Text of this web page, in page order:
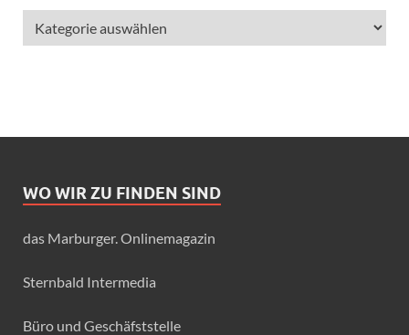
WO WIR ZU FINDEN SIND
das Marburger. Onlinemagazin
Sternbald Intermedia
Büro und Geschäfststelle